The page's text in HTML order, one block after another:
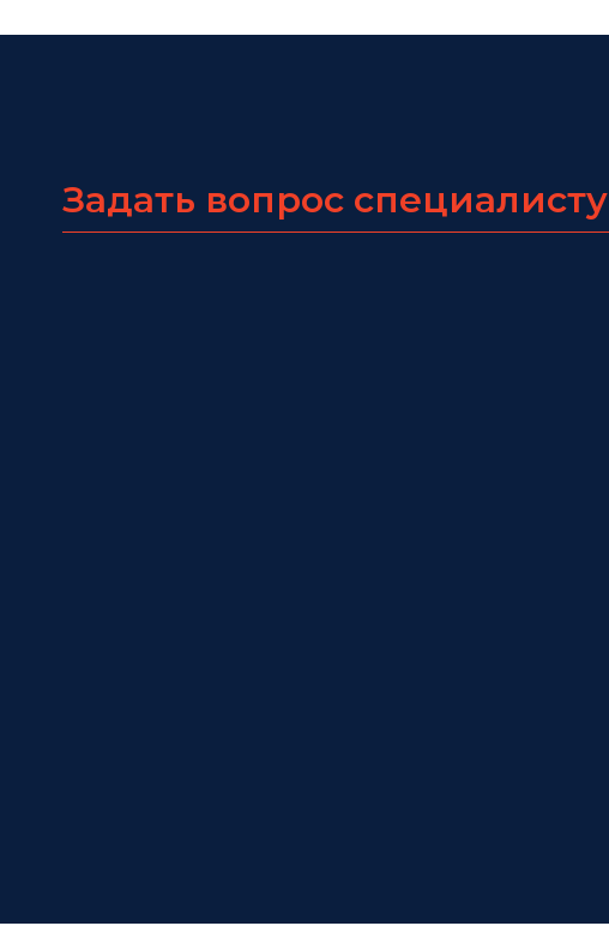
Задать вопрос специалисту